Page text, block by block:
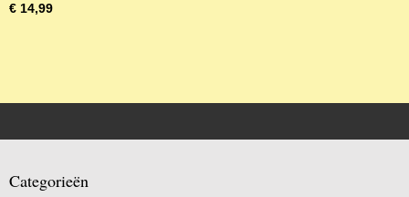
€ 14,99
Categorieën